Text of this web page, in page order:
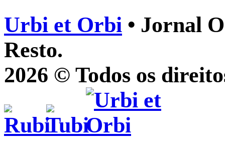
Urbi et Orbi • Jornal
Resto.
2026 © Todos os